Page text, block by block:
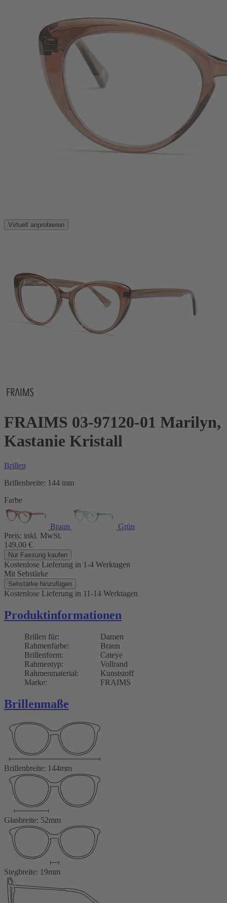
Virtuell anprobieren
FRAIMS 03-97120-01 Marilyn,
Kastanie Kristall
Brillen
Brillenbreite: 144 mm
Farbe
Braun
Grün
Preis: inkl. MwSt.
149,00 €
Nur Fassung kaufen
Kostenlose Lieferung in 1-4 Werktagen
Mit Sehstärke
Sehstärke hinzufügen
Kostenlose Lieferung in 11-14 Werktagen
Produktinformationen
Brillen für:
Damen
Rahmenfarbe:
Braun
Brillenform:
Cateye
Rahmentyp:
Vollrand
Rahmenmaterial:
Kunststoff
Marke:
FRAIMS
Brillenmaße
Brillenbreite: 144mm
Glasbreite: 52mm
Stegbreite: 19mm